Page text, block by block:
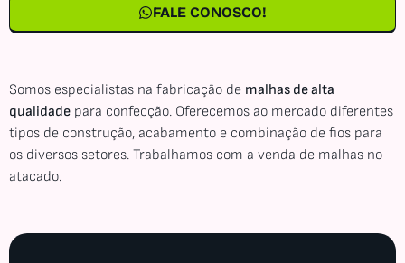
FALE CONOSCO!
Somos especialistas na fabricação de malhas de alta
qualidade para confecção. Oferecemos ao mercado diferentes
tipos de construção, acabamento e combinação de fios para
os diversos setores. Trabalhamos com a venda de malhas no
atacado.